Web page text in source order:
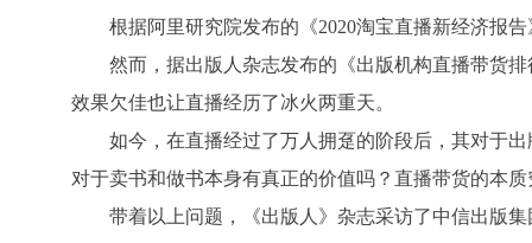
根据阿里研究院发布的《2020淘宝直播新经济报
然而，据出版人杂志发布的《出版机构直播带货
效果欠佳也让直播经历了冰火两重天。
如今，在直播经过了万人拥趸的阶段后，其对于
对于卖书和做书本身有真正的价值吗？直播带货的本
带着以上问题，《出版人》杂志采访了中信出版